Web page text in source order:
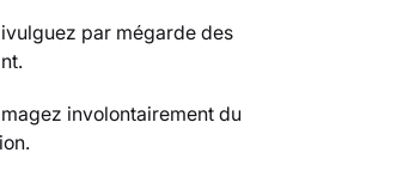
par mégarde des
involontairement du